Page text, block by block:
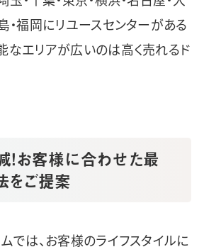
・福岡にリユースセンターがある
なエリアが広いのは高く売れるド
お客様に合わせた最
をご提案
では、お客様のライフスタイルに